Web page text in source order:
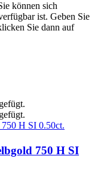
können sich
ist. Geben Sie
Sie dann auf
750 H SI